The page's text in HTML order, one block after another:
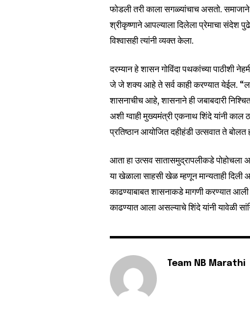
फोडली तरी काला सगळ्यांचाच असतो.
श्रीकृष्णाने आपल्याला दिलेला प्रेमाचा संदेश
विश्वासही त्यांनी व्यक्त केला.
दरम्यान हे शासन गोविंदा पथकांच्या पाठीशी
जे जे शक्य आहे ते सर्व काही करण्यात येईल.
शासनाचीच आहे, शासनाने ही जबाबदारी
अशी ग्वाही मुख्यमंत्री एकनाथ शिंदे यांनी
प्रतिष्ठान आयोजित दहीहंडी उत्सवात ते बोलत
आता हा उत्सव सातासमुद्रापलीकडे पोहोचला
या खेळाला साहसी खेळ म्हणून मान्यताही दिली
काढण्याबाबत शासनाकडे मागणी करण्यात आली
काढण्यात आला असल्याचे शिंदे यांनी यावेळी
Team NB Marathi